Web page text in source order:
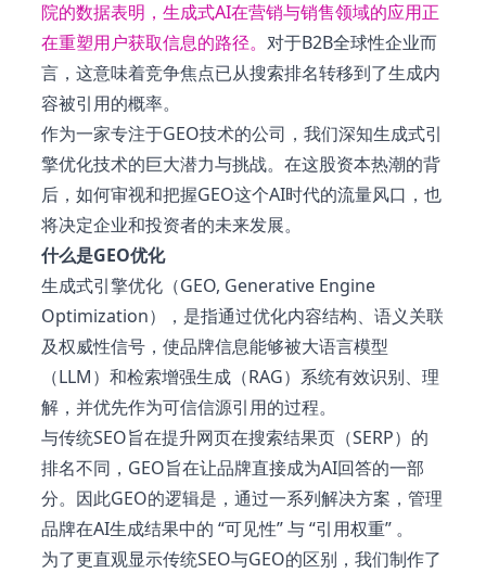
院的数据表明，生成式AI在营销与销售领域的应用正
在重塑用户获取信息的路径。 对于B2B全球性企业而
言，这意味着竞争焦点已从搜索排名转移到了生成内
容被引用的概率。
作为一家专注于GEO技术的公司，我们深知生成式引
擎优化技术的巨大潜力与挑战。在这股资本热潮的背
后，如何审视和把握GEO这个AI时代的流量风口，也
将决定企业和投资者的未来发展。
什么是GEO优化
生成式引擎优化（GEO, Generative Engine
Optimization），是指通过优化内容结构、语义关联
及权威性信号，使品牌信息能够被大语言模型
（LLM）和检索增强生成（RAG）系统有效识别、理
解，并优先作为可信信源引用的过程。
与传统SEO旨在提升网页在搜索结果页（SERP）的
排名不同，GEO旨在让品牌直接成为AI回答的一部
分。因此GEO的逻辑是，通过一系列解决方案，管理
品牌在AI生成结果中的 “可见性” 与 “引用权重” 。
为了更直观显示传统SEO与GEO的区别，我们制作了